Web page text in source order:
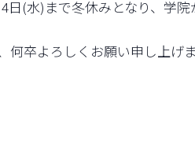
日(水)まで冬休みとなり、学
何卒よろしくお願い申し上げ